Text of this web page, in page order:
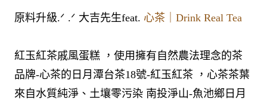
原料升級.ᐟ .ᐟ ​大吉先生feat. 心茶｜Drink Real Tea
紅玉紅茶戚風蛋糕 ，使用擁有自然農法理念的茶
品牌-心茶的日月潭台茶18號-紅玉紅茶 ，心茶茶葉
來自水質純淨、土壤零污染 南投淨山-魚池鄉日月